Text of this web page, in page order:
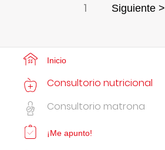
1 Siguiente >
Inicio
Consultorio nutricional
Consultorio matrona
¡Me apunto!